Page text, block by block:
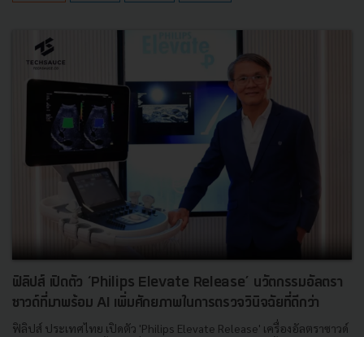
ฟิลิปส์ เปิดตัว ‘Philips Elevate Release’ นวัตกรรมอัลตรา
ซาวด์ที่มาพร้อม AI เพิ่มศักยภาพในการตรวจวินิจฉัยที่ดีกว่า
ฟิลิปส์ ประเทศไทย เปิดตัว 'Philips Elevate Release' เครื่องอัลตราซาวด์